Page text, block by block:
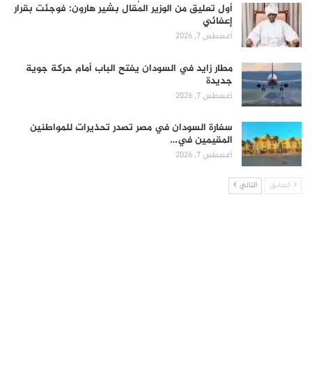
أول تعليق من الوزير المُقال بشير هارون: فوجئت بقرار
إعفائي
أغسطس 7, 2026
مطار زايد في السودان يفتح الباب أمام حركة جوية
جديدة
أغسطس 7, 2026
سفارة السودان في مصر تصدر تحذيرات للمواطنين
المقيمين في…
أغسطس 7, 2026
السابق التالي